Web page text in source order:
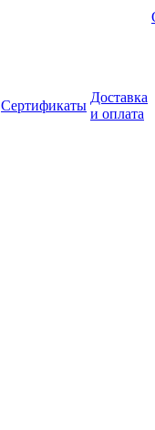
Сертификаты
Доставка
и оплата